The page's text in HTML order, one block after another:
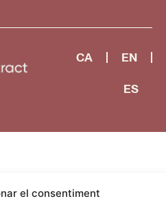
el consentiment
CA EN
ES